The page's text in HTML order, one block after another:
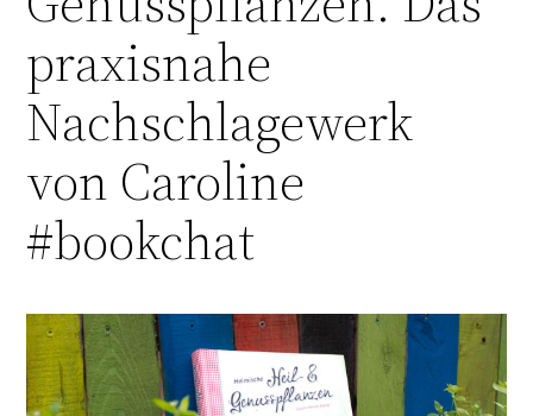
praxisnahe
Nachschlagewerk
von Caroline
#bookchat